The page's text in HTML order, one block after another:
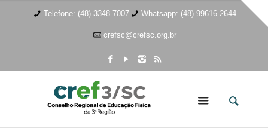
Telefone: (48) 3348-7007 Whatsapp: (48) 99616-2644
crefsc@crefsc.org.br